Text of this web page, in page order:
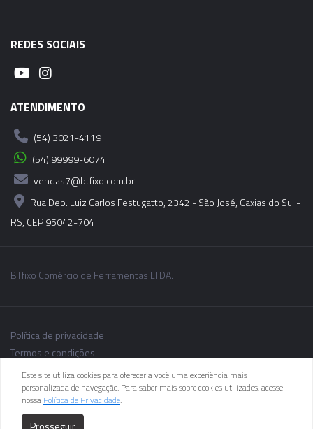
REDES SOCIAIS
ATENDIMENTO
(54) 3021-4119
(54) 99999-6074
vendas7@btfixo.com.br
Rua Dep. Luiz Carlos Festugatto, 2342 - São José, Caxias do Sul -
RS, CEP 95042-704
BTfixo Comércio de Ferramentas LTDA.
Política de privacidade
Termos e condições
As informações dos produtos podem sofrer alterações sem aviso
Este site utiliza cookies para oferecer a você uma experiência mais
personalizada de navegação. Para saber mais sobre cookies utilizados, acesse
nossa Política de Privacidade.
Prosseguir